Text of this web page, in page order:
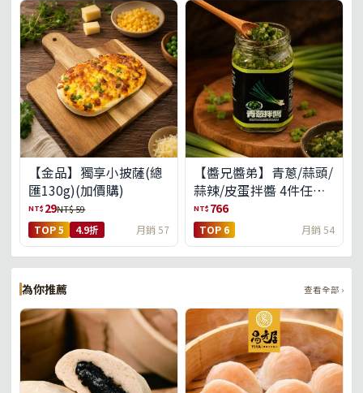
【金品】獨享小披薩(總
匯130g)(加價購)
NT$ 29NT$ 59
TOP 5 4.9折 月銷 57
【醬兄醬弟】青蔥/蒜頭/
蒜辣/皮蛋拌醬 4件任選
(免運組)
NT$ 766
TOP 6 月銷 54
為你推薦 查看全部 ›